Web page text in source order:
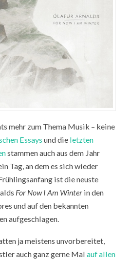
mehr zum Thema Musik – keine
Essays und die letzten
stammen auch aus dem Jahr
Tag, an dem es sich wieder
ist die neuste
For Now I Am Winter in den
und auf den bekannten
aufgeschlagen.
ja meistens unvorbereitet,
auch ganz gerne Malaufallen